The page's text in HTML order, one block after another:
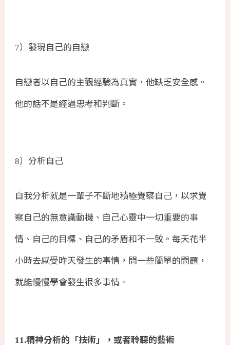
7）發現自己的自戀
自戀者以自己的主觀經驗為真實，他缺乏安全感。
他的話不是經過思考和判斷。
8）分析自己
自我分析就是一輩子不斷地積極覺察自己，以求覺
察自己的無意識動機、自己心靈中一切重要的事
情、自己的目標、自己的矛盾和不一致。每天花半
小時去感受昨天發生的事情，問一些簡單的問題，
就能慢慢學會發生很多事情。
11.精神分析的「技術」，或者聆聽的藝術